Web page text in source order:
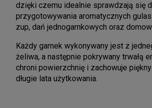
dzięki czemu idealnie sprawdzają się
przygotowywania aromatycznych
zup, dań jednogarnkowych oraz
Każdy garnek wykonywany jest z
żeliwa, a następnie pokrywany trwałą
chroni powierzchnię i zachowuje
długie lata użytkowania.